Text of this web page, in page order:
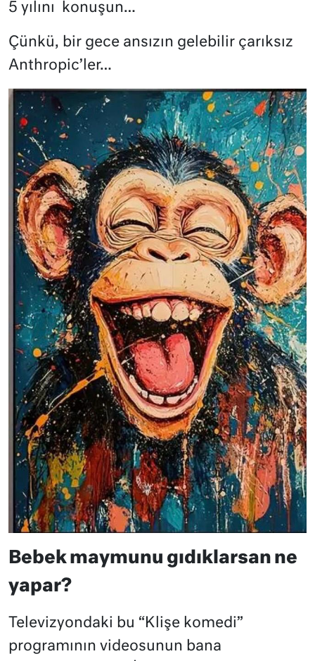
5 yılını
konuşun…
Çünkü, bir gece ansızın gelebilir çarıksız
Anthropic’ler…
Bebek maymunu gıdıklarsan ne
yapar?
Televizyondaki bu “Klişe komedi”
programının videosunun bana